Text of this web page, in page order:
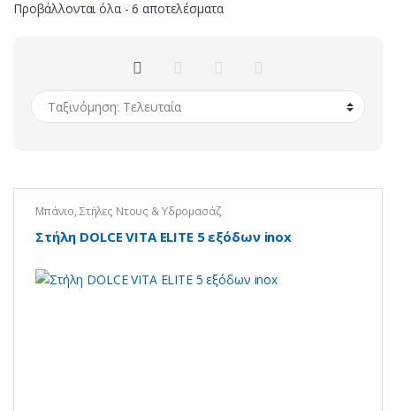
Προβάλλονται όλα - 6 αποτελέσματαSorted
Μπάνιο, Στήλες Ντους & Υδρομασάζ
Στήλη DOLCE VITA ELITE 5 εξόδων inox